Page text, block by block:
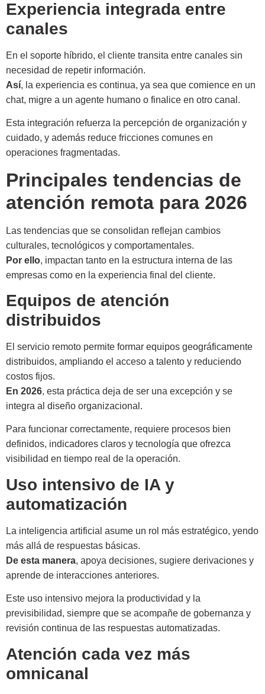
Experiencia integrada entre
canales
En el soporte híbrido, el cliente transita entre canales sin
necesidad de repetir información.
Así, la experiencia es continua, ya sea que comience en un
chat, migre a un agente humano o finalice en otro canal.
Esta integración refuerza la percepción de organización y
cuidado, y además reduce fricciones comunes en
operaciones fragmentadas.
Principales tendencias de
atención remota para 2026
Las tendencias que se consolidan reflejan cambios
culturales, tecnológicos y comportamentales.
Por ello, impactan tanto en la estructura interna de las
empresas como en la experiencia final del cliente.
Equipos de atención
distribuidos
El servicio remoto permite formar equipos geográficamente
distribuidos, ampliando el acceso a talento y reduciendo
costos fijos.
En 2026, esta práctica deja de ser una excepción y se
integra al diseño organizacional.
Para funcionar correctamente, requiere procesos bien
definidos, indicadores claros y tecnología que ofrezca
visibilidad en tiempo real de la operación.
Uso intensivo de IA y
automatización
La inteligencia artificial asume un rol más estratégico, yendo
más allá de respuestas básicas.
De esta manera, apoya decisiones, sugiere derivaciones y
aprende de interacciones anteriores.
Este uso intensivo mejora la productividad y la
previsibilidad, siempre que se acompañe de gobernanza y
revisión continua de las respuestas automatizadas.
Atención cada vez más
omnicanal